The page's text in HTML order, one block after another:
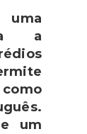
a
como
um